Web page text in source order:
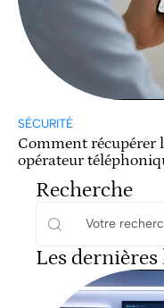
SÉCURITÉ
Comment récupérer
opérateur
Recherche
Les